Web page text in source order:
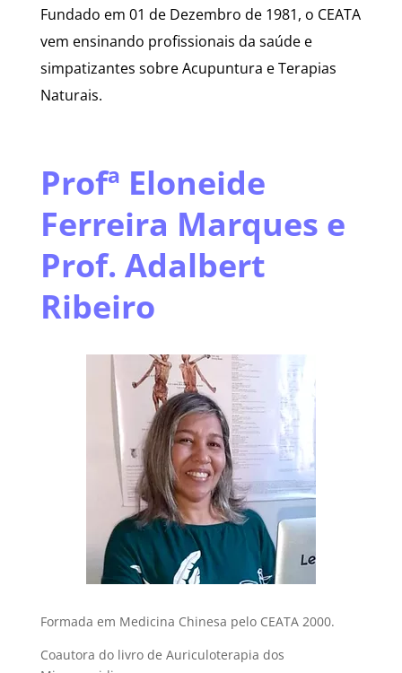
Fundado em 01 de Dezembro de 1981, o CEATA
vem ensinando profissionais da saúde e
simpatizantes sobre Acupuntura e Terapias
Naturais.
Profª Eloneide
Ferreira Marques e
Prof. Adalbert
Ribeiro
Formada em Medicina Chinesa pelo CEATA 2000.
Coautora do livro de Auriculoterapia dos